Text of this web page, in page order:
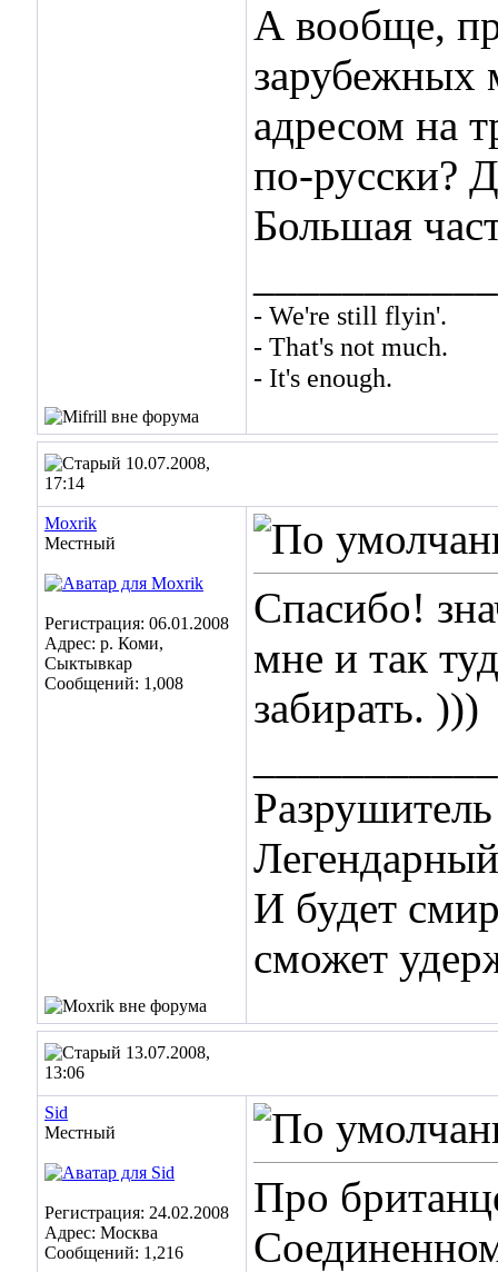
А вообще,
зарубежных
адресом на
по-русски?
Большая
- We're still flyin'.
- That's not much.
- It's enough.
10.07.2008,
17:14
Moxrik
Местный
Регистрация: 06.01.2008
Адрес: р. Коми,
Сыктывкар
Сообщений: 1,008
Спасибо!
мне и так
забирать. )))
И будет
сможет
13.07.2008,
13:06
Sid
Местный
Регистрация: 24.02.2008
Адрес: Москва
Сообщений: 1,216
Про